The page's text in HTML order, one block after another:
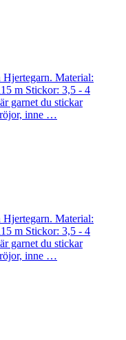
Hjertegarn. Material:
m Stickor: 3,5 - 4
garnet du stickar
inne …
Hjertegarn. Material:
m Stickor: 3,5 - 4
garnet du stickar
inne …